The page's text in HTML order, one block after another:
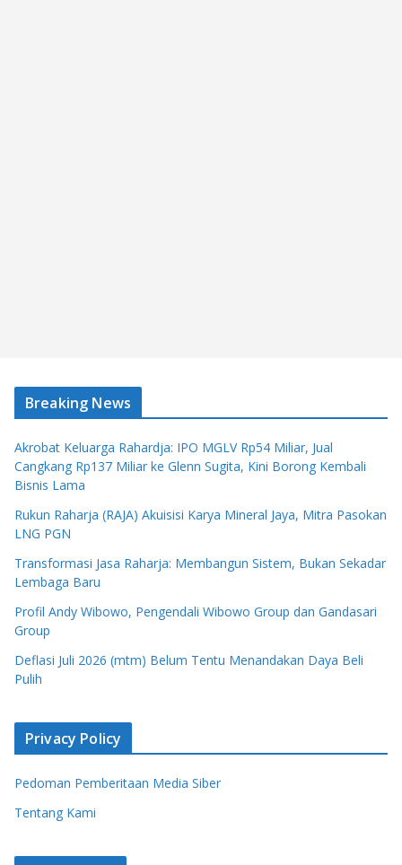
Breaking News
Akrobat Keluarga Rahardja: IPO MGLV Rp54 Miliar, Jual
Cangkang Rp137 Miliar ke Glenn Sugita, Kini Borong Kembali
Bisnis Lama
Rukun Raharja (RAJA) Akuisisi Karya Mineral Jaya, Mitra Pasokan
LNG PGN
Transformasi Jasa Raharja: Membangun Sistem, Bukan Sekadar
Lembaga Baru
Profil Andy Wibowo, Pengendali Wibowo Group dan Gandasari
Group
Deflasi Juli 2026 (mtm) Belum Tentu Menandakan Daya Beli
Pulih
Privacy Policy
Pedoman Pemberitaan Media Siber
Tentang Kami